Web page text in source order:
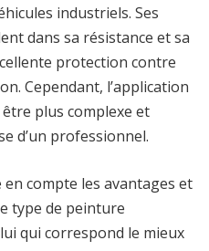
industriels. Ses
dans sa résistance et sa
protection contre
Cependant, l’application
plus complexe et
d’un professionnel.
compte les avantages et
type de peinture
qui correspond le mieux